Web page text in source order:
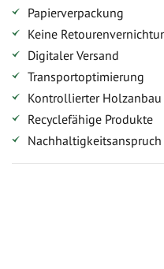
Papierverpackung
Keine
Digitaler Versand
Transportoptimierung
Kontrollierter Holzanbau
Recyclefähige Produkte
Nachhaltigkeitsanspruch